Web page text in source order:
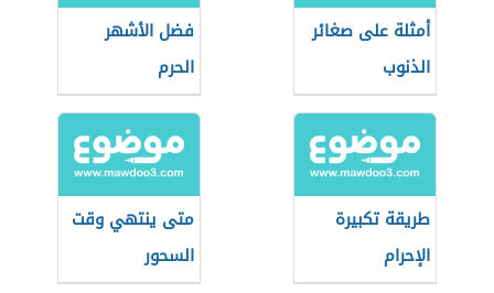
أمثلة على صغائر
الذنوب
فضل الأشهر
الحرم
طريقة تكبيرة
الإحرام
متى ينتهي وقت
السحور